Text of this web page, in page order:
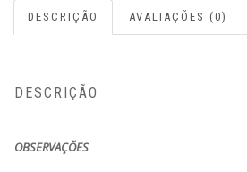
DESCRIÇÃO AVALIAÇÕES (0)
DESCRIÇÃO
OBSERVAÇÕES